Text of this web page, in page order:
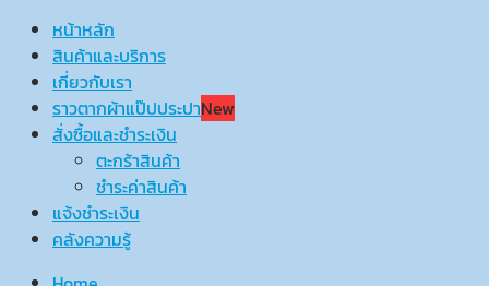
หน้าหลัก
สินค้าและบริการ
เกี่ยวกับเรา
ราวตากผ้าแป๊ปประปาNew
สั่งซื้อและชำระเงิน
ตะกร้าสินค้า
ชำระค่าสินค้า
แจ้งชำระเงิน
คลังความรู้